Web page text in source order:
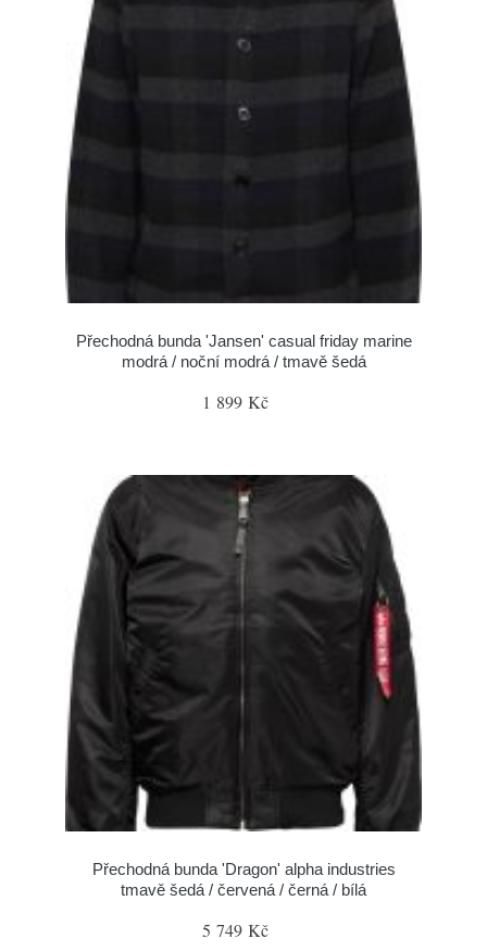
Přechodná bunda 'Jansen' casual friday marine
modrá / noční modrá / tmavě šedá
1 899 Kč
Přechodná bunda 'Dragon' alpha industries
tmavě šedá / červená / černá / bílá
5 749 Kč